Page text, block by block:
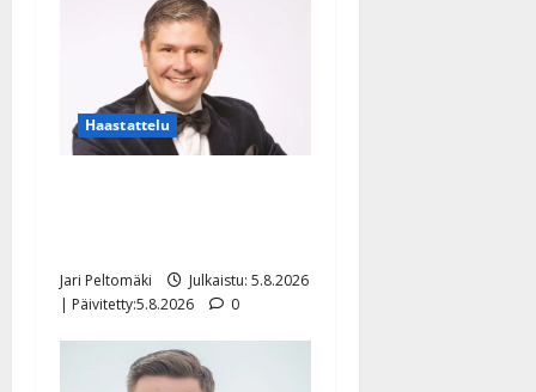
Haastattelu
Jari Peltomäki
Julkaistu: 5.8.2026
| Päivitetty:5.8.2026
0